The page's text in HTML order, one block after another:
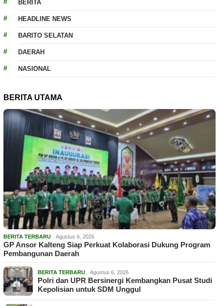
BERITA
HEADLINE NEWS
BARITO SELATAN
DAERAH
NASIONAL
BERITA UTAMA
BERITA TERBARU Agustus 6, 2026
GP Ansor Kalteng Siap Perkuat Kolaborasi Dukung Program
Pembangunan Daerah
BERITA TERBARU Agustus 6, 2026
Polri dan UPR Bersinergi Kembangkan Pusat Studi
Kepolisian untuk SDM Unggul